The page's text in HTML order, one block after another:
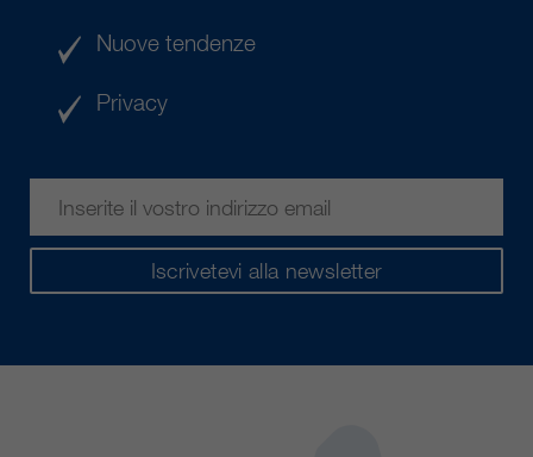
Iscrivetevi alla newsletter
Nuove tendenze
Privacy